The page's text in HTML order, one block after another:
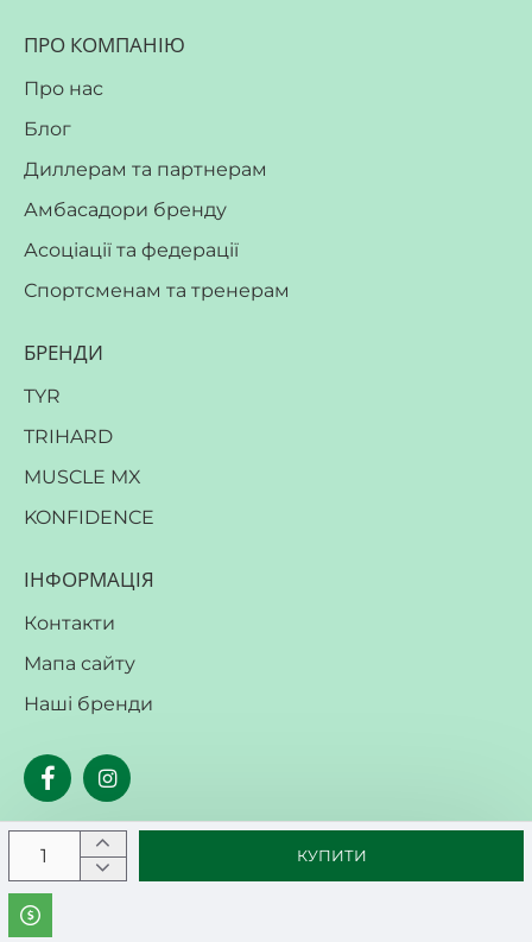
КУПИТИ
ПРО КОМПАНІЮ
Про нас
Блог
Диллерам та партнерам
Амбасадори бренду
Асоціації та федерації
Спортсменам та тренерам
БРЕНДИ
TYR
TRIHARD
MUSCLE MX
KONFIDENCE
ІНФОРМАЦІЯ
Контакти
Мапа сайту
Наші бренди